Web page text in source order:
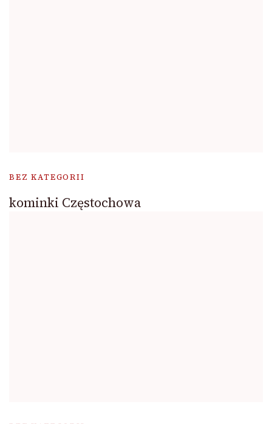
BEZ KATEGORII
kominki Częstochowa